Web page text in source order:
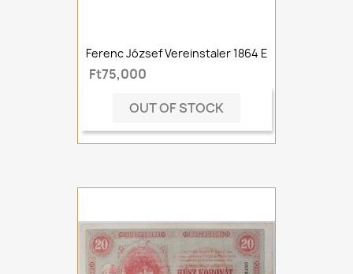
Ferenc József Vereinstaler 1864 E
Ft75,000
OUT OF STOCK